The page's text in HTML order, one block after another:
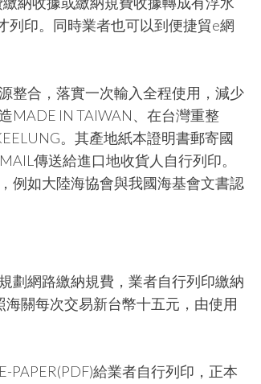
列印。同時業者也可以到便捷貿e網
整合，落實一次輸入全程使用，減少
MADE IN TAIWAN、在台灣重整
。其產地紙本證明書郵寄國
傳送給進口地收貨人自行列印。
例如大陸海協會與我國海基會文書認
劃網路繳納規費，業者自行列印繳納
關每次交易新台幣十五元，由使用
給業者自行列印，正本